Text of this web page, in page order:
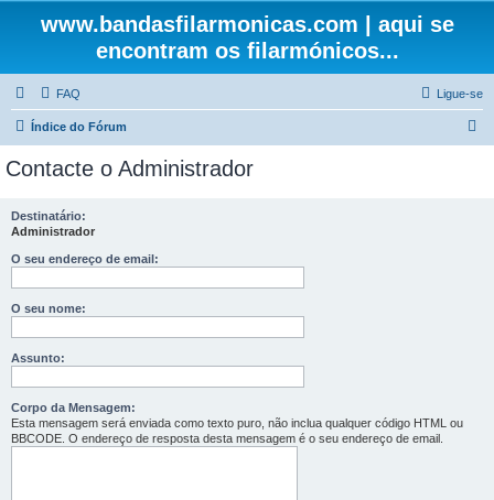
www.bandasfilarmonicas.com | aqui se
encontram os filarmónicos...
FAQ Ligue-se
Índice do Fórum
Contacte o Administrador
Destinatário:
Administrador
O seu endereço de email:
O seu nome:
Assunto:
Corpo da Mensagem:
Esta mensagem será enviada como texto puro, não inclua qualquer código HTML ou
BBCODE. O endereço de resposta desta mensagem é o seu endereço de email.